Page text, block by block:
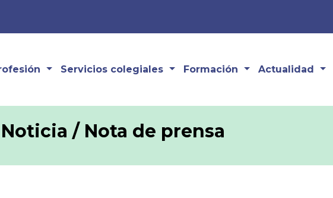
Servicios colegiales Formación Actualidad
Noticia / Nota de prensa